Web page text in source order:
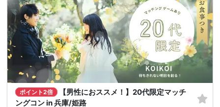
ポイント2倍
【男性におススメ！】20代限定マッチ
ングコン in 兵庫/姫路